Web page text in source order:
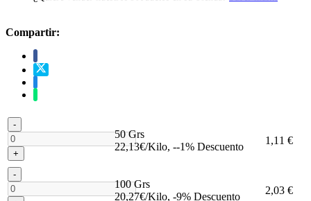
Compartir:
-
+
50 Grs
22,13€/Kilo, --1% Descuento
1,11 €
-
100 Grs
20,27€/Kilo, -9% Descuento
2,03 €